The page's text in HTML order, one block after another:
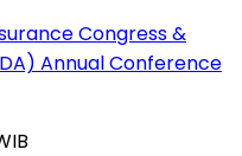
Congress &
Annual Conference